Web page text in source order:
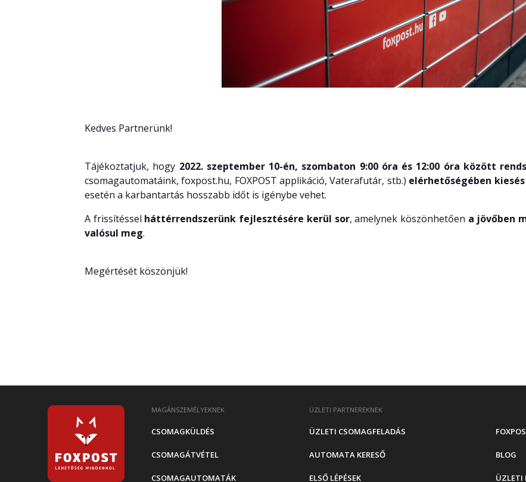
Kedves Partnerünk!
Tájékoztatjuk, hogy 2022. szeptember 10-én, szombaton 9:00 óra és 12:00 óra között
csomagautomatáink, foxpost.hu, FOXPOST applikáció, Vaterafutár, stb.) elérhetőségében
esetén a karbantartás hosszabb időt is igénybe vehet.
A frissítéssel háttérrendszerünk fejlesztésére kerül sor, amelynek köszönhetően a jövőben
valósul meg.
Megértését köszönjük!
MAGÁNSZEMÉLYEKNEK
CSOMAGKÜLDÉS
CSOMAGÁTVÉTEL
CSOMAGAUTOMATÁK
ÜZLETI PARTNEREKNEK
ÜZLETI CSOMAGFELADÁS
AUTOMATA KERESŐ
ELSŐ LÉPÉSEK
BLOG
ÜZLETI